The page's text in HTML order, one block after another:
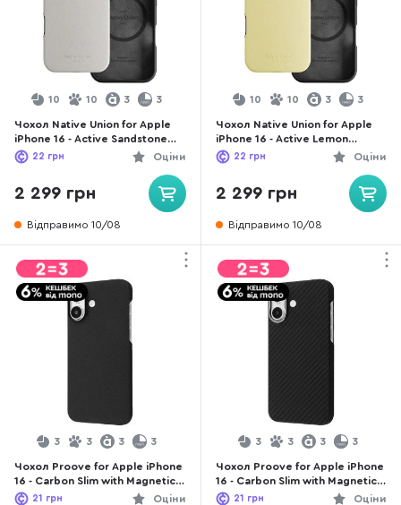
10 10 3 3
Чохол Native Union for Apple
iPhone 16 - Active Sandstone
(ACTCSE-SAN-NP24)
Оціни
22 грн
2 299 грн
Відправимо 10/08
10 10 3 3
Чохол Native Union for Apple
iPhone 16 - Active Lemon
(ACTCSE-LMO-NP24)
Оціни
22 грн
2 299 грн
Відправимо 10/08
3 3 3 3
Чохол Proove for Apple iPhone
16 - Carbon Slim with Magnetic
Ring Onyx (PCCSIP160060)Оціни
21 грн
3 3 3 3
Чохол Proove for Apple iPhone
16 - Carbon Slim with Magnetic
Ring Black (PCCSIP160002)Оціни
21 грн